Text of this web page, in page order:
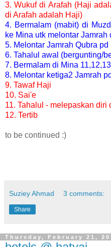
3. Wukuf di Arafah (Haji
di Arafah adalah Haji)
4. Bermalam (mabit) di
ke Mina utk melontar
5. Melontar Jamrah Qubra
6. Tahalul awal (bergunting/
7. Bermalam di Mina
8. Melontar ketiga2 Jamrah
9. Tawaf Haji
10. Sai'e
11. Tahalul - melepaskan diri
12. Tertib
to be continued :)
Suziey Ahmad 3 comments:
Share
Thursday, February 21,